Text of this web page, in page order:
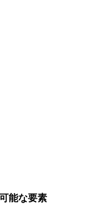
能な要素